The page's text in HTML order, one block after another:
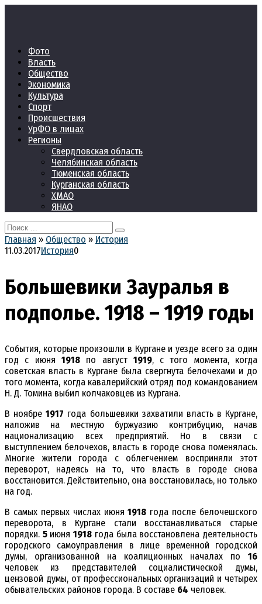
Фото
Власть
Общество
Экономика
Культура
Спорт
Происшествия
УрФО в лицах
Регионы
Свердловская область
Челябинская область
Тюменская область
Курганская область
ХМАО
ЯНАО
Search
for:
Главная » Общество » История
11.03.2017История0
Большевики Зауралья в
подполье. 1918 – 1919 годы
События, которые произошли в Кургане и уезде всего за один
год с июня 1918по август 1919, с того момента, когда
советская власть в Кургане была свергнута белочехами и до
того момента, когда кавалерийский отряд под командованием
Н. Д. Томина выбил колчаковцев из Кургана.
В ноябре1917 года большевики захватили власть в Кургане,
наложив на местную буржуазию контрибуцию, начав
национализацию всех предприятий. Но в связи с
выступлением белочехов, власть в городе снова поменялась.
Многие жители города с облегчением восприняли этот
переворот, надеясь на то, что власть в городе снова
восстановится. Действительно, она восстановилась, но только
на год.
В самых первых числах июня1918 года после белочешского
переворота, в Кургане стали восстанавливаться старые
порядки. 5июня1918 года была восстановлена деятельность
городского самоуправления в лице временной городской
думы, организованной на коалиционных началах по 16
человек из представителей социалистической думы,
цензовой думы, от профессиональных организаций и четырех
обывательских районов города. В составе 64 человек.